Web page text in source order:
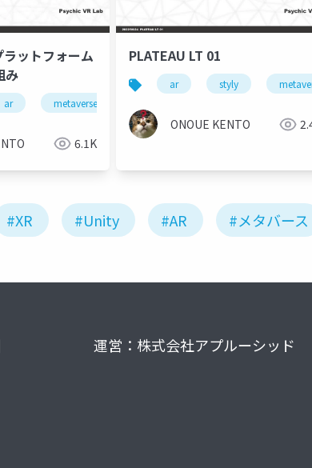
ラットフォーム
み
ar metaverse
6.1K
PLATEAU LT 01
ar styly
ONOUE KENTO
#XR #Unity #AR #メタバース
運営：株式会社アプルーシッド